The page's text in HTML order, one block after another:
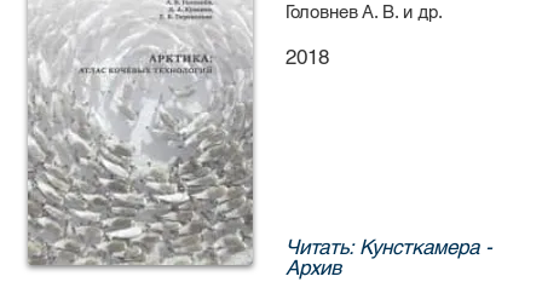
Головнев А. В. и др.
2018
Читать: Кунсткамера -
Архив